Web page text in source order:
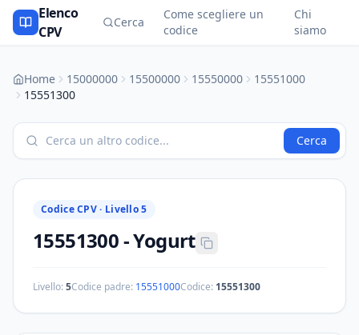
Elenco
CPV
Cerca
Come scegliere un
codice
Chi
siamo
Home 15000000 15500000 15550000
15551000
15551300
Cerca
Codice CPV · Livello 5
15551300-Yogurt
Livello:5Codice padre: 15551000Codice: 15551300